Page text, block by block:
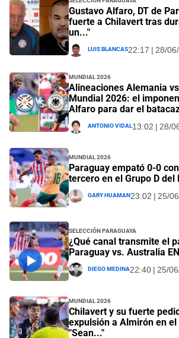
Gustavo Alfaro, DT de
fuerte a Chilavert tras
un..."
Luis Blancas22:17 | 28/
Mundial 2026
Alineaciones Alemania
Mundial 2026: el
Alfaro para dar el
Antonio Vidal13:02 | 28/
Mundial 2026
Paraguay empató 0-0
tercero en el Grupo D del
Gary Huaman23:02 | 25/
Selección Paraguaya
¿Qué canal transmite el
Paraguay vs. Australia
Diego Medina22:40 | 25/
Mundial 2026
Chilavert y su fuerte
expulsión a Almirón en
"Sean..."